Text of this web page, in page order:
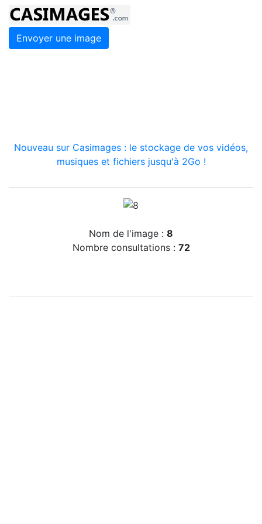
Envoyer une image
Nouveau sur Casimages : le stockage de vos vidéos,
musiques et fichiers jusqu'à 2Go !
Nom de l'image : 8
Nombre consultations : 72